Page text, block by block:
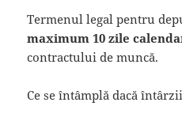
Termenul legal pentru
maximum 10 zile
contractului de muncă.
Ce se întâmplă dacă